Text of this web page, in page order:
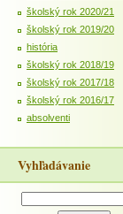
školský rok 2020/21
školský rok 2019/20
história
školský rok 2018/19
školský rok 2017/18
školský rok 2016/17
absolventi
Vyhľadávanie